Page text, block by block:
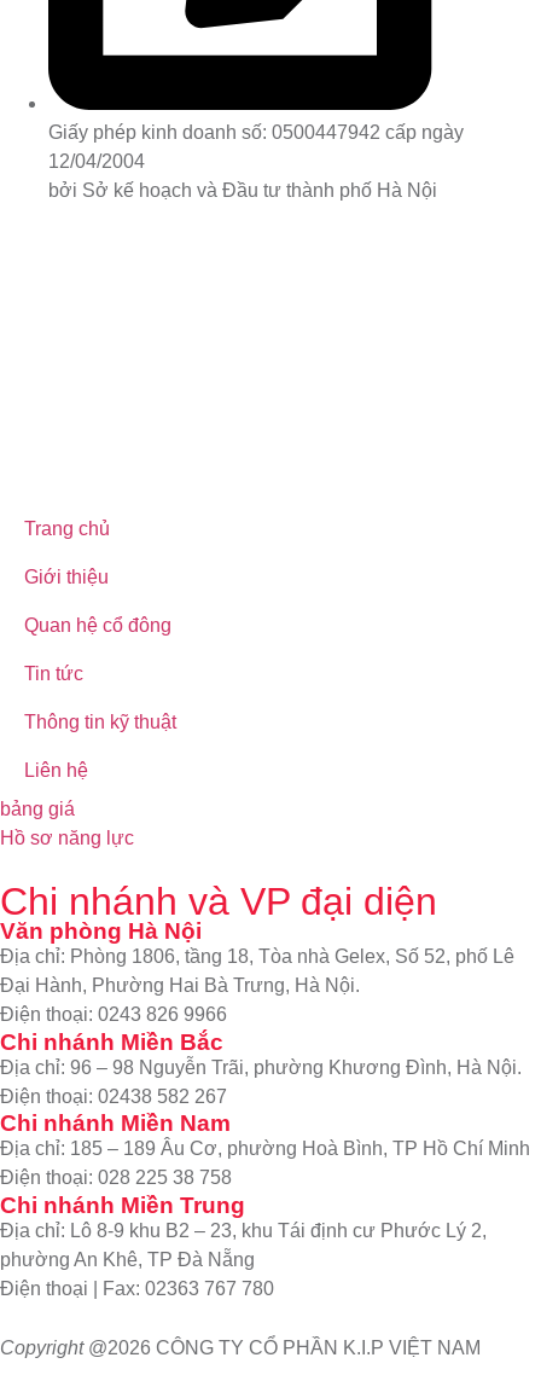
Giấy phép kinh doanh số: 0500447942 cấp ngày
12/04/2004
bởi Sở kế hoạch và Đầu tư thành phố Hà Nội
Trang chủ
Giới thiệu
Quan hệ cổ đông
Tin tức
Thông tin kỹ thuật
Liên hệ
bảng giá
Hồ sơ năng lực
Chi nhánh và VP đại diện
Văn phòng Hà Nội
Địa chỉ: Phòng 1806, tầng 18, Tòa nhà Gelex, Số 52, phố Lê
Đại Hành, Phường Hai Bà Trưng, Hà Nội.
Điện thoại: 0243 826 9966
Chi nhánh Miền Bắc
Địa chỉ: 96 – 98 Nguyễn Trãi, phường Khương Đình, Hà Nội.
Điện thoại: 02438 582 267
Chi nhánh Miền Nam
Địa chỉ: 185 – 189 Âu Cơ, phường Hoà Bình, TP Hồ Chí Minh
Điện thoại: 028 225 38 758
Chi nhánh Miền Trung
Địa chỉ: Lô 8-9 khu B2 – 23, khu Tái định cư Phước Lý 2,
phường An Khê, TP Đà Nẵng
Điện thoại | Fax: 02363 767 780
Copyright@2026 CÔNG TY CỔ PHẦN K.I.P VIỆT NAM